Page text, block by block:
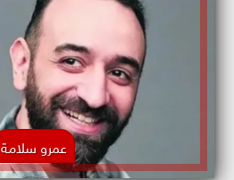
عمرو سلامة